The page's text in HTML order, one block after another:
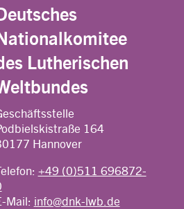
Lutherischen
164
Hannover
+49 (0)511 696872-
Mail: info@dnk-lwb.de